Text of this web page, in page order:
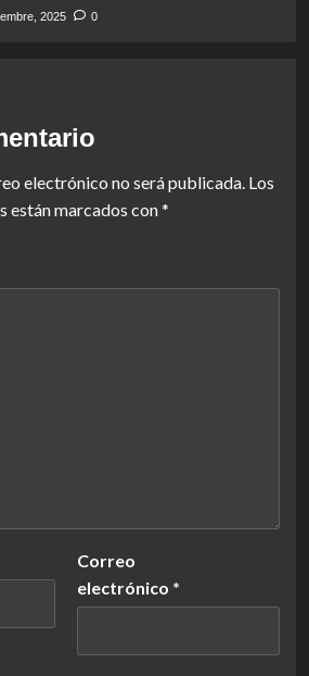
2025 0
electrónico no será publicada. Los
están marcados con*
Correo
electrónico *